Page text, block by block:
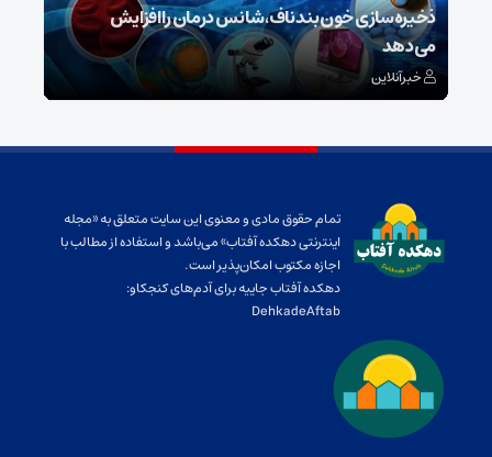
ذخیره‌سازی خون بند ناف، شانس درمان را افزایش
می‌دهد
خبرآنلاین
تمام حقوق مادی و معنوی این سایت متعلق به «مجله
اینترنتی دهکده آفتاب» می‌باشد و استفاده از مطالب با
اجازه مکتوب امکان‌پذیر است.
دهکده آفتاب جاییه برای آدم‌های کنجکاو:
DehkadeAftab